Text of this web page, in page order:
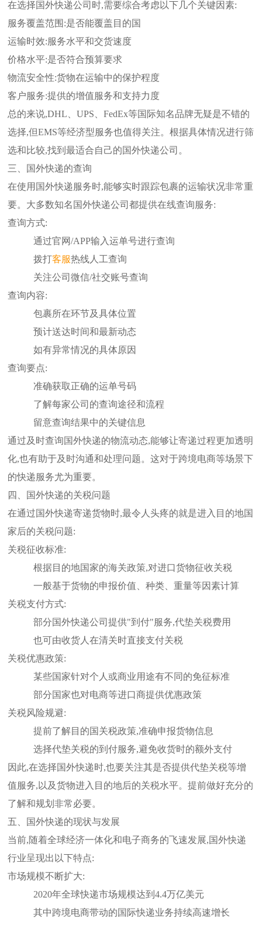
在选择国外快递公司时,需要综合考虑以下几个关键因素:
服务覆盖范围:是否能覆盖目的国
运输时效:服务水平和交货速度
价格水平:是否符合预算要求
物流安全性:货物在运输中的保护程度
客户服务:提供的增值服务和支持力度
总的来说,DHL、UPS、FedEx等国际知名品牌无疑是不错的
选择,但EMS等经济型服务也值得关注。根据具体情况进行筛
选和比较,找到最适合自己的国外快递公司。
三、国外快递的查询
在使用国外快递服务时,能够实时跟踪包裹的运输状况非常重
要。大多数知名国外快递公司都提供在线查询服务:
查询方式:
通过官网/APP输入运单号进行查询
拨打客服热线人工查询
关注公司微信/社交账号查询
查询内容:
包裹所在环节及具体位置
预计送达时间和最新动态
如有异常情况的具体原因
查询要点:
准确获取正确的运单号码
了解每家公司的查询途径和流程
留意查询结果中的关键信息
通过及时查询国外快递的物流动态,能够让寄递过程更加透明
化,也有助于及时沟通和处理问题。这对于跨境电商等场景下
的快递服务尤为重要。
四、国外快递的关税问题
在通过国外快递寄递货物时,最令人头疼的就是进入目的地国
家后的关税问题:
关税征收标准:
根据目的地国家的海关政策,对进口货物征收关税
一般基于货物的申报价值、种类、重量等因素计算
关税支付方式:
部分国外快递公司提供"到付"服务,代垫关税费用
也可由收货人在清关时直接支付关税
关税优惠政策:
某些国家针对个人或商业用途有不同的免征标准
部分国家也对电商等进口商提供优惠政策
关税风险规避:
提前了解目的国关税政策,准确申报货物信息
选择代垫关税的到付服务,避免收货时的额外支付
因此,在选择国外快递时,也要关注其是否提供代垫关税等增
值服务,以及货物进入目的地后的关税水平。提前做好充分的
了解和规划非常必要。
五、国外快递的现状与发展
当前,随着全球经济一体化和电子商务的飞速发展,国外快递
行业呈现出以下特点:
市场规模不断扩大:
2020年全球快递市场规模达到4.4万亿美元
其中跨境电商带动的国际快递业务持续高速增长